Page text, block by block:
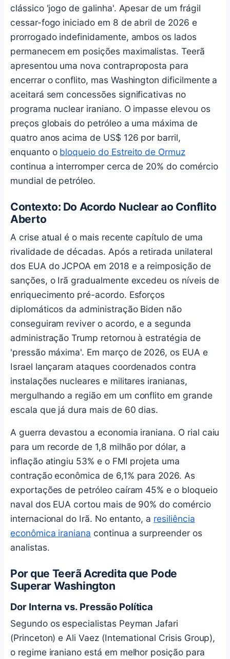
clássico 'jogo de galinha'. Apesar de um frágil
cessar-fogo iniciado em 8 de abril de 2026 e
prorrogado indefinidamente, ambos os lados
permanecem em posições maximalistas. Teerã
apresentou uma nova contraproposta para
encerrar o conflito, mas Washington dificilmente a
aceitará sem concessões significativas no
programa nuclear iraniano. O impasse elevou os
preços globais do petróleo a uma máxima de
quatro anos acima de US$ 126 por barril,
enquanto o bloqueio do Estreito de Ormuz
continua a interromper cerca de 20% do comércio
mundial de petróleo.
Contexto: Do Acordo Nuclear ao Conflito
Aberto
A crise atual é o mais recente capítulo de uma
rivalidade de décadas. Após a retirada unilateral
dos EUA do JCPOA em 2018 e a reimposição de
sanções, o Irã gradualmente excedeu os níveis de
enriquecimento pré-acordo. Esforços
diplomáticos da administração Biden não
conseguiram reviver o acordo, e a segunda
administração Trump retornou à estratégia de
'pressão máxima'. Em março de 2026, os EUA e
Israel lançaram ataques coordenados contra
instalações nucleares e militares iranianas,
mergulhando a região em um conflito em grande
escala que já dura mais de 60 dias.
A guerra devastou a economia iraniana. O rial caiu
para um recorde de 1,8 milhão por dólar, a
inflação atingiu 53% e o FMI projeta uma
contração econômica de 6,1% para 2026. As
exportações de petróleo caíram 45% e o bloqueio
naval dos EUA cortou mais de 90% do comércio
internacional do Irã. No entanto, a resiliência
econômica iraniana continua a surpreender os
analistas.
Por que Teerã Acredita que Pode
Superar Washington
Dor Interna vs. Pressão Política
Segundo os especialistas Peyman Jafari
(Princeton) e Ali Vaez (International Crisis Group),
o regime iraniano está em melhor posição para